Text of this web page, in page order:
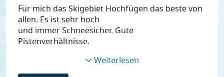
Für mich das Skigebiet Hochfügen das beste von
allen. Es ist sehr hoch
und immer Schneesicher. Gute
Pistenverhältnisse.
Weiterlesen